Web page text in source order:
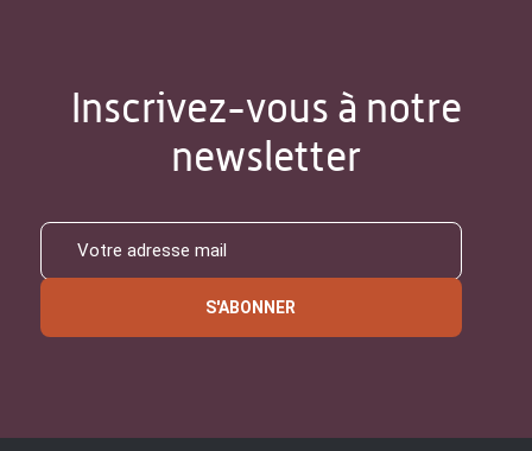
Inscrivez-vous à notre
newsletter
S'ABONNER